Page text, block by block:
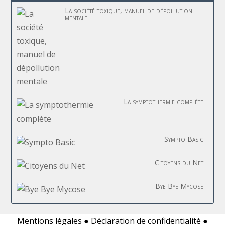
La société toxique, manuel de dépollution
mentale
La symptothermie complète
Sympto Basic
Citoyens du Net
Bye Bye Mycose
Mentions légales ● Déclaration de confidentialité ●